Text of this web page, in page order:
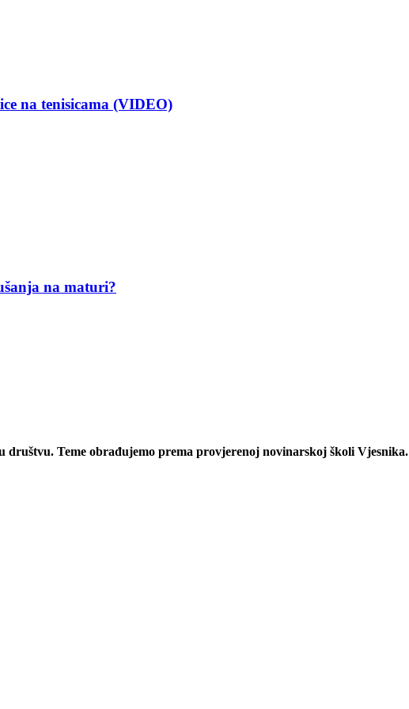
na tenisicama (VIDEO)
na maturi?
društvu. Teme obrađujemo prema provjerenoj novinarskoj školi Vjesnika.